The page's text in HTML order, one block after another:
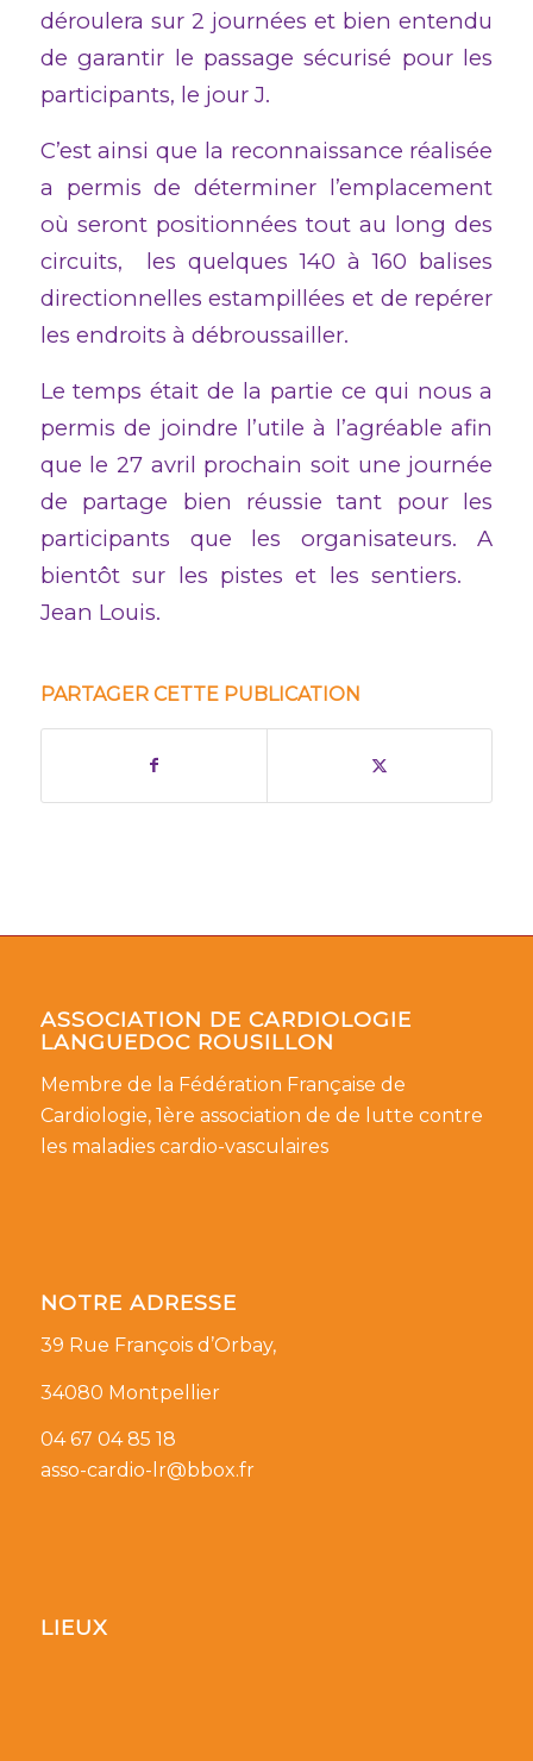
déroulera sur 2 journées et bien entendu
de garantir le passage sécurisé pour les
participants, le jour J.
C’est ainsi que la reconnaissance réalisée
a permis de déterminer l’emplacement
où seront positionnées tout au long des
circuits, les quelques 140 à 160 balises
directionnelles estampillées et de repérer
les endroits à débroussailler.
Le temps était de la partie ce qui nous a
permis de joindre l’utile à l’agréable afin
que le 27 avril prochain soit une journée
de partage bien réussie tant pour les
participants que les organisateurs. A
bientôt sur les pistes et les sentiers.
Jean Louis.
PARTAGER CETTE PUBLICATION
ASSOCIATION DE CARDIOLOGIE
LANGUEDOC ROUSILLON
Membre de la Fédération Française de
Cardiologie, 1ère association de de lutte contre
les maladies cardio-vasculaires
NOTRE ADRESSE
39 Rue François d’Orbay,
34080 Montpellier
04 67 04 85 18
asso-cardio-lr@bbox.fr
LIEUX